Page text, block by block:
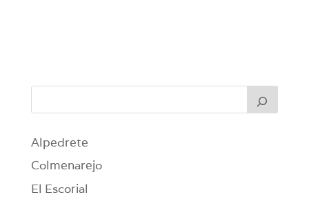
Alpedrete
Colmenarejo
El Escorial